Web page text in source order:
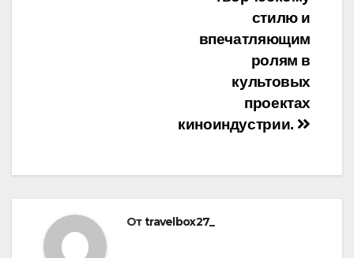
стилю и
впечатляющим
ролям в
культовых
проектах
киноиндустрии.
Отtravelbox27_